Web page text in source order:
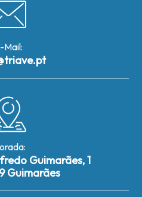
Mail:
Guimarães, 1
Guimarães